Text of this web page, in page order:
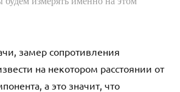
замер сопротивления
на некотором расстоянии от
а это значит, что